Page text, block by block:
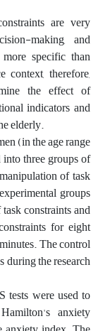
are very
making, and
specific than
context, therefore,
the effect of
indicators and
elderly.
(in the age range
three groups of
of task
groups
constraints and
for eight
The control
the research
tests were used to
anxiety